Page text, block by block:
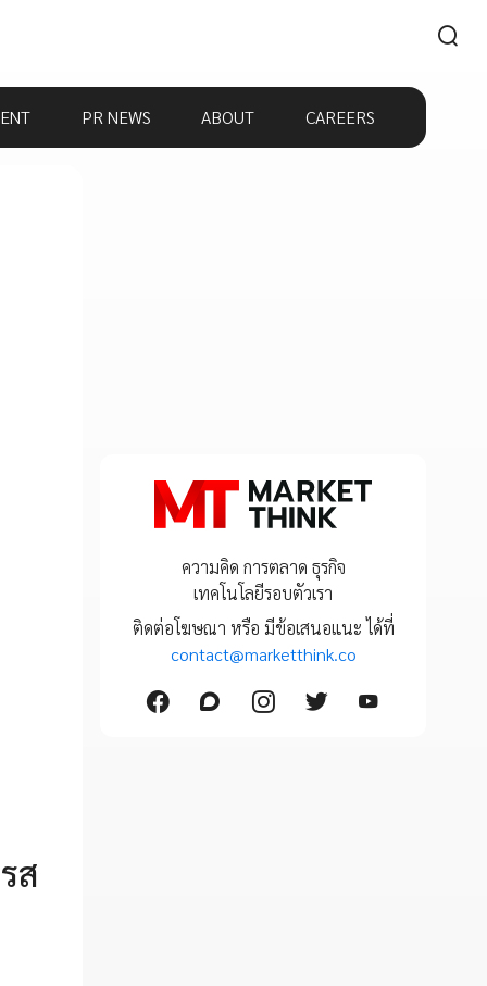
PR NEWS ABOUT CAREERS
ส
ความคิด การตลาด ธุรกิจ
เทคโนโลยีรอบตัวเรา
ติดต่อโฆษณา หรือ มีข้อเสนอแนะ ได้ที่
contact@marketthink.co